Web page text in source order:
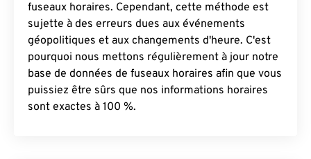
fuseaux horaires. Cependant, cette méthode est
sujette à des erreurs dues aux événements
géopolitiques et aux changements d'heure. C'est
pourquoi nous mettons régulièrement à jour notre
base de données de fuseaux horaires afin que vous
puissiez être sûrs que nos informations horaires
sont exactes à 100 %.